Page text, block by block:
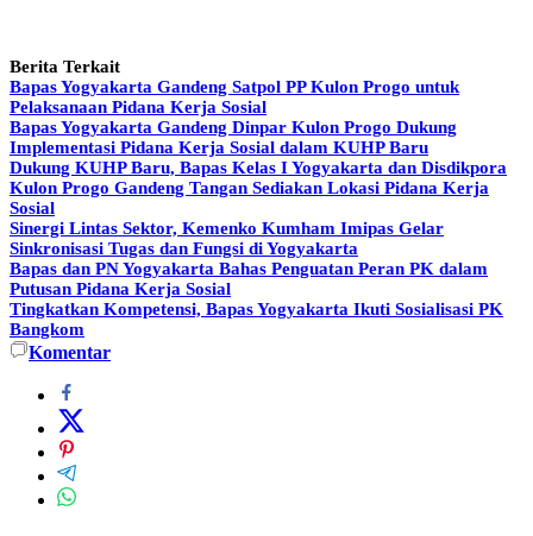
Berita Terkait
Bapas Yogyakarta Gandeng Satpol PP Kulon Progo untuk
Pelaksanaan Pidana Kerja Sosial
Bapas Yogyakarta Gandeng Dinpar Kulon Progo Dukung
Implementasi Pidana Kerja Sosial dalam KUHP Baru
Dukung KUHP Baru, Bapas Kelas I Yogyakarta dan Disdikpora
Kulon Progo Gandeng Tangan Sediakan Lokasi Pidana Kerja
Sosial
Sinergi Lintas Sektor, Kemenko Kumham Imipas Gelar
Sinkronisasi Tugas dan Fungsi di Yogyakarta
Bapas dan PN Yogyakarta Bahas Penguatan Peran PK dalam
Putusan Pidana Kerja Sosial
Tingkatkan Kompetensi, Bapas Yogyakarta Ikuti Sosialisasi PK
Bangkom
Komentar